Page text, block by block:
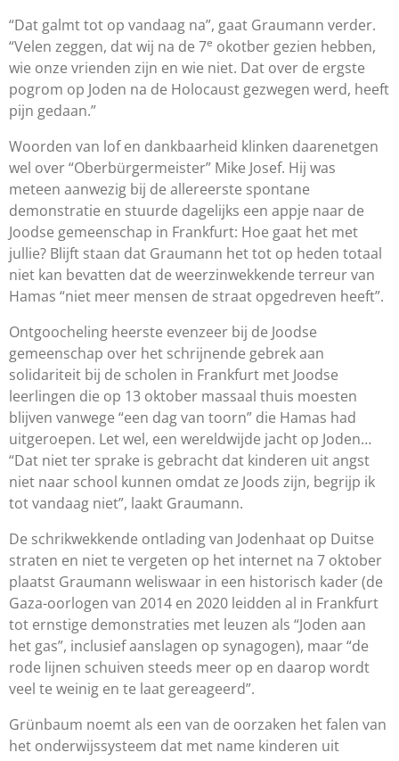
“Dat galmt tot op vandaag na”, gaat Graumann verder.
“Velen zeggen, dat wij na de 7e okotber gezien hebben,
wie onze vrienden zijn en wie niet. Dat over de ergste
pogrom op Joden na de Holocaust gezwegen werd, heeft
pijn gedaan.”
Woorden van lof en dankbaarheid klinken daarenetgen
wel over “Oberbürgermeister” Mike Josef. Hij was
meteen aanwezig bij de allereerste spontane
demonstratie en stuurde dagelijks een appje naar de
Joodse gemeenschap in Frankfurt: Hoe gaat het met
jullie? Blijft staan dat Graumann het tot op heden totaal
niet kan bevatten dat de weerzinwekkende terreur van
Hamas “niet meer mensen de straat opgedreven heeft”.
Ontgoocheling heerste evenzeer bij de Joodse
gemeenschap over het schrijnende gebrek aan
solidariteit bij de scholen in Frankfurt met Joodse
leerlingen die op 13 oktober massaal thuis moesten
blijven vanwege “een dag van toorn” die Hamas had
uitgeroepen. Let wel, een wereldwijde jacht op Joden…
“Dat niet ter sprake is gebracht dat kinderen uit angst
niet naar school kunnen omdat ze Joods zijn, begrijp ik
tot vandaag niet”, laakt Graumann.
De schrikwekkende ontlading van Jodenhaat op Duitse
straten en niet te vergeten op het internet na 7 oktober
plaatst Graumann weliswaar in een historisch kader (de
Gaza-oorlogen van 2014 en 2020 leidden al in Frankfurt
tot ernstige demonstraties met leuzen als “Joden aan
het gas”, inclusief aanslagen op synagogen), maar “de
rode lijnen schuiven steeds meer op en daarop wordt
veel te weinig en te laat gereageerd”.
Grünbaum noemt als een van de oorzaken het falen van
het onderwijssysteem dat met name kinderen uit